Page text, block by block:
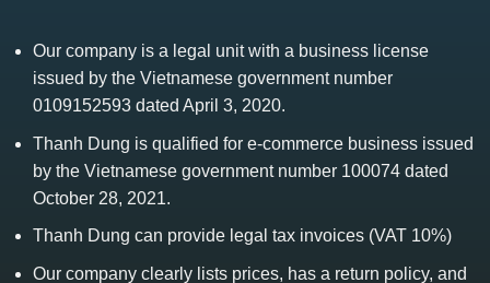
Our company is a legal unit with a business license
issued by the Vietnamese government number
0109152593 dated April 3, 2020.
Thanh Dung is qualified for e-commerce business issued
by the Vietnamese government number 100074 dated
October 28, 2021.
Thanh Dung can provide legal tax invoices (VAT 10%)
Our company clearly lists prices, has a return policy, and